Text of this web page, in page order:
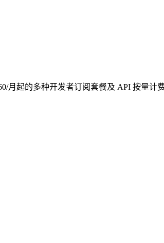
月起的多种开发者订阅套餐及 API 按量计费